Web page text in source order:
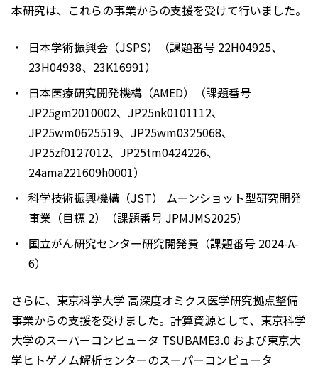
本研究は、これらの事業からの支援を受けて行いました。
日本学術振興会（JSPS）（課題番号 22H04925、
23H04938、23K16991）
日本医療研究開発機構（AMED）（課題番号
JP25gm2010002、JP25nk0101112、
JP25wm0625519、JP25wm0325068、
JP25zf0127012、JP25tm0424226、
24ama221609h0001）
科学技術振興機構（JST） ムーンショット型研究開発
事業（目標 2）（課題番号 JPMJMS2025）
国立がん研究センター研究開発費（課題番号 2024-A-
6）
さらに、東京科学大学 高深度オミクス医学研究拠点整備
事業からの支援を受けました。計算資源として、東京科学
大学のスーパーコンピュータ TSUBAME3.0 および東京大
学ヒトゲノム解析センターのスーパーコンピュータ